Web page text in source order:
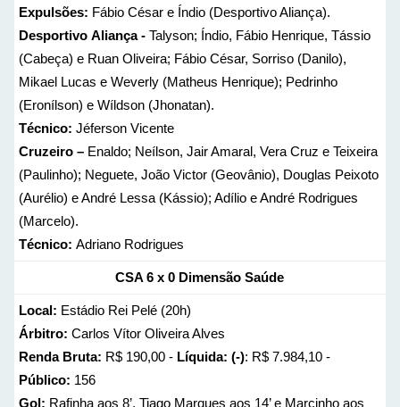
Expulsões: Fábio César e Índio (Desportivo Aliança).
Desportivo Aliança - Talyson; Índio, Fábio Henrique, Tássio
(Cabeça) e Ruan Oliveira; Fábio César, Sorriso (Danilo),
Mikael Lucas e Weverly (Matheus Henrique); Pedrinho
(Eronílson) e Wíldson (Jhonatan).
Técnico: Jéferson Vicente
Cruzeiro – Enaldo; Neílson, Jair Amaral, Vera Cruz e Teixeira
(Paulinho); Neguete, João Victor (Geovânio), Douglas Peixoto
(Aurélio) e André Lessa (Kássio); Adílio e André Rodrigues
(Marcelo).
Técnico: Adriano Rodrigues
CSA 6 x 0 Dimensão Saúde
Local: Estádio Rei Pelé (20h)
Árbitro: Carlos Vítor Oliveira Alves
Renda Bruta: R$ 190,00 - Líquida: (-): R$ 7.984,10 -
Público: 156
Gol: Rafinha aos 8’, Tiago Marques aos 14’ e Marcinho aos